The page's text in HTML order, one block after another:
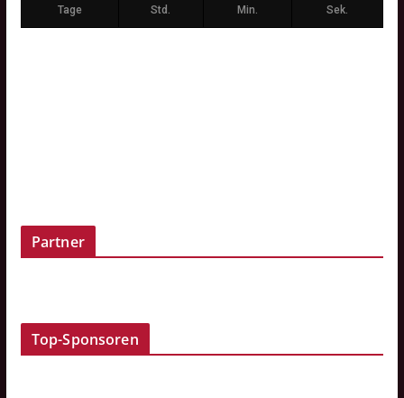
Tage Std. Min. Sek.
Partner
Top-Sponsoren